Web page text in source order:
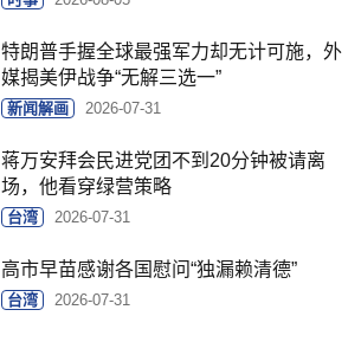
特朗普手握全球最强军力却无计可施，外
媒揭美伊战争“无解三选一”
新闻解画 2026-07-31
蒋万安拜会民进党团不到20分钟被请离
场，他看穿绿营策略
台湾 2026-07-31
高市早苗感谢各国慰问“独漏赖清德”
台湾 2026-07-31